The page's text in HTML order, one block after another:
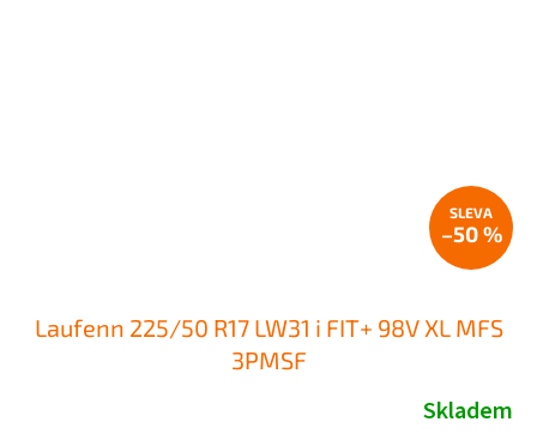
–50 %
Laufenn 225/50 R17 LW31 i FIT+ 98V XL MFS
3PMSF
Skladem